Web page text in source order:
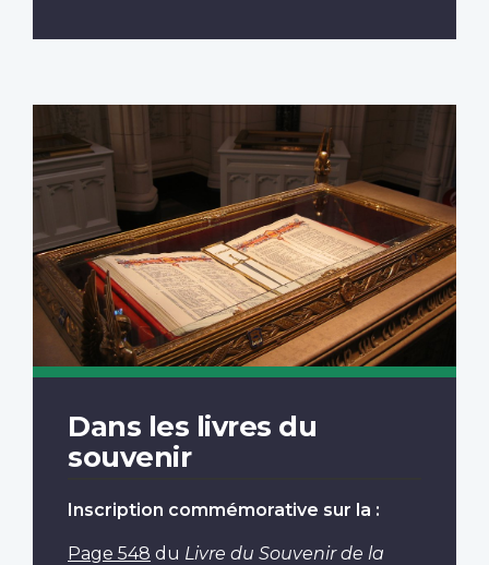
Dans les livres du
souvenir
Inscription commémorative sur la :
Page 548 du Livre du Souvenir de la